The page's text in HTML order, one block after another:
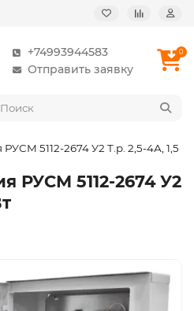
+74993944583
Отправить заявку
0
5112-2674 У2 Т.р. 2,5-4А, 1,5
РУСМ 5112-2674 У2